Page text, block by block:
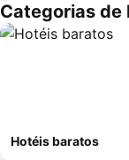
Categorias de
Hotéis baratos